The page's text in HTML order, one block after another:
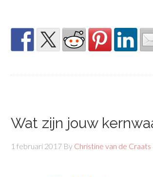
Wat zijn jouw
1 februari 2017 By Christine van de Craats